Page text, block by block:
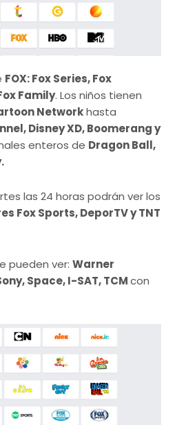
FOX: Fox Series, Fox
Family. Los niños tienen
Networkhasta
Disney XD, Boomerang y
enteros de Dragon Ball,
las 24 horas podrán ver los
Fox Sports, DeporTV y TNT
pueden ver: Warner
Space, I-SAT, TCMcon